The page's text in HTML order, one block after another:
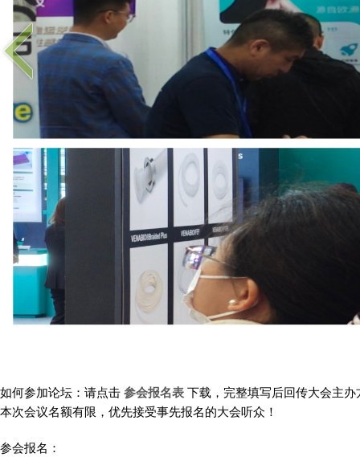
如何参加论坛：请点击 参会报名表 下载， 完整填写后回传大会主办
本次会议名额有限，优先接受事先报名的大会听众！
参会报名：